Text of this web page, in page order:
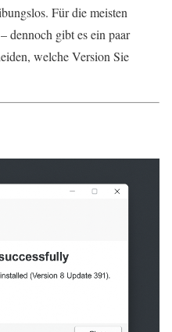
Für die meisten
dennoch gibt es ein paar
welche Version Sie